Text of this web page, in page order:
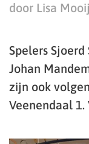
door Lisa
Spelers
Johan
zijn ook
Veenendaal 1.